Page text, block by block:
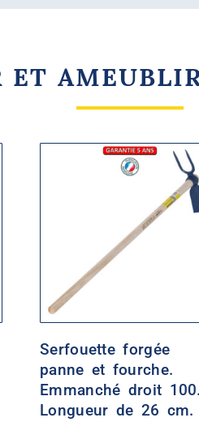
ET
Serfouette forgée
panne et fourche.
Emmanché droit 100.
Longueur de 26 cm.